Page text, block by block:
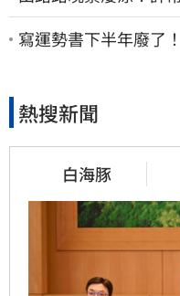
了：別只包紅包慰問
寫運勢書下半年廢了
熱搜新聞
白海豚